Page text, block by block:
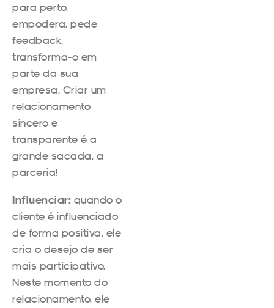
para perto,
empodera, pede
feedback,
transforma-o em
parte da sua
empresa. Criar um
relacionamento
sincero e
transparente é a
grande sacada, a
parceria!
Influenciar: quando o
cliente é influenciado
de forma positiva, ele
cria o desejo de ser
mais participativo.
Neste momento do
relacionamento, ele